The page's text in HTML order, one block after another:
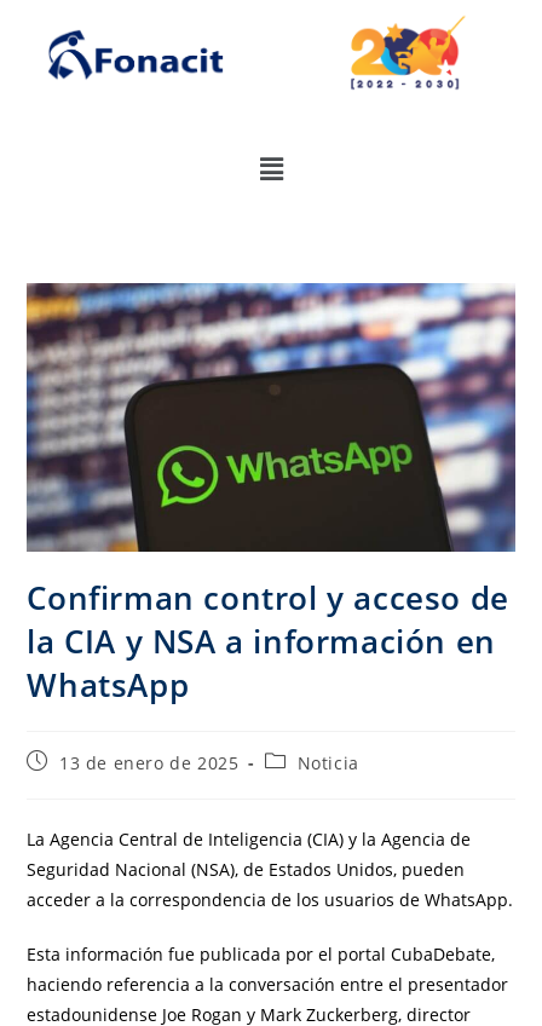
Confirman control y acceso de
la CIA y NSA a información en
WhatsApp
13 de enero de 2025 Noticia
La Agencia Central de Inteligencia (CIA) y la Agencia de
Seguridad Nacional (NSA), de Estados Unidos, pueden
acceder a la correspondencia de los usuarios de WhatsApp.
Esta información fue publicada por el portal CubaDebate,
haciendo referencia a la conversación entre el presentador
estadounidense Joe Rogan y Mark Zuckerberg, director